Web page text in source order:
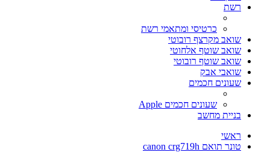
רשת
כרטיסי ומתאמי רשת
שואב מקרצף רובוטי
שואב שוטף אלחוטי
שואב שוטף רובוטי
שואבי אבק
שעונים חכמים
שעונים חכמים Apple
בניית מחשב
ראשי
טונר תואם canon crg719h